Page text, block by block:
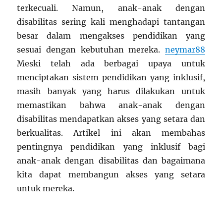
terkecuali. Namun, anak-anak dengan
disabilitas sering kali menghadapi tantangan
besar dalam mengakses pendidikan yang
sesuai dengan kebutuhan mereka. neymar88
Meski telah ada berbagai upaya untuk
menciptakan sistem pendidikan yang inklusif,
masih banyak yang harus dilakukan untuk
memastikan bahwa anak-anak dengan
disabilitas mendapatkan akses yang setara dan
berkualitas. Artikel ini akan membahas
pentingnya pendidikan yang inklusif bagi
anak-anak dengan disabilitas dan bagaimana
kita dapat membangun akses yang setara
untuk mereka.